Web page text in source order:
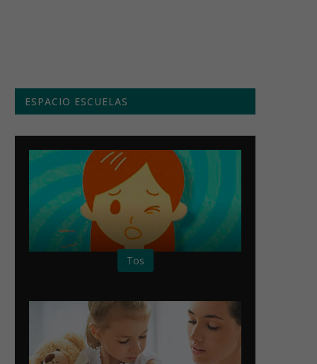
ESPACIO ESCUELAS
Tos